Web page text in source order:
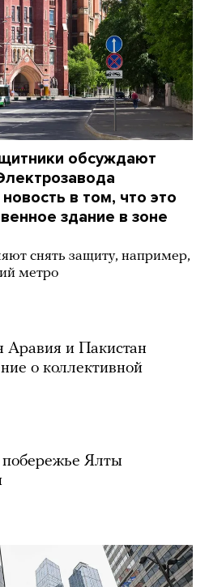
обсуждают
в том, что это
здание в зоне
снять защиту, например,
метро
Аравия и Пакистан
о коллективной
побережье Ялты